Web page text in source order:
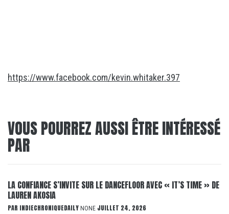
https://www.facebook.com/kevin.whitaker.397
VOUS POURREZ AUSSI ÊTRE INTÉRESSÉ
PAR
LA CONFIANCE S’INVITE SUR LE DANCEFLOOR AVEC « IT’S TIME » DE
LAUREN AKOSIA
PAR INDIECHRONIQUEDAILY NONE JUILLET 24, 2026